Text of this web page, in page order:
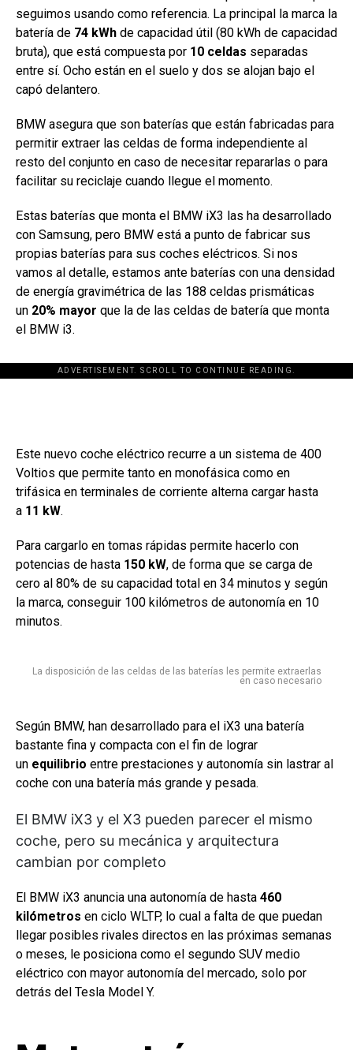
seguimos usando como referencia. La principal la marca la
batería de 74 kWh de capacidad útil (80 kWh de capacidad
bruta), que está compuesta por 10 celdas separadas
entre sí. Ocho están en el suelo y dos se alojan bajo el
capó delantero.
BMW asegura que son baterías que están fabricadas para
permitir extraer las celdas de forma independiente al
resto del conjunto en caso de necesitar repararlas o para
facilitar su reciclaje cuando llegue el momento.
Estas baterías que monta el BMW iX3 las ha desarrollado
con Samsung, pero BMW está a punto de fabricar sus
propias baterías para sus coches eléctricos. Si nos
vamos al detalle, estamos ante baterías con una densidad
de energía gravimétrica de las 188 celdas prismáticas
un 20% mayor que la de las celdas de batería que monta
el BMW i3.
ADVERTISEMENT. SCROLL TO CONTINUE READING.
[adsforwp id="243463"]
Este nuevo coche eléctrico recurre a un sistema de 400
Voltios que permite tanto en monofásica como en
trifásica en terminales de corriente alterna cargar hasta
a 11 kW.
Para cargarlo en tomas rápidas permite hacerlo con
potencias de hasta 150 kW, de forma que se carga de
cero al 80% de su capacidad total en 34 minutos y según
la marca, conseguir 100 kilómetros de autonomía en 10
minutos.
La disposición de las celdas de las baterías les permite extraerlas
en caso necesario
Según BMW, han desarrollado para el iX3 una batería
bastante fina y compacta con el fin de lograr
un equilibrio entre prestaciones y autonomía sin lastrar al
coche con una batería más grande y pesada.
El BMW iX3 y el X3 pueden parecer el mismo
coche, pero su mecánica y arquitectura
cambian por completo
El BMW iX3 anuncia una autonomía de hasta 460
kilómetros en ciclo WLTP, lo cual a falta de que puedan
llegar posibles rivales directos en las próximas semanas
o meses, le posiciona como el segundo SUV medio
eléctrico con mayor autonomía del mercado, solo por
detrás del Tesla Model Y.